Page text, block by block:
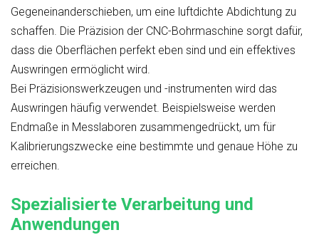
Gegeneinanderschieben, um eine luftdichte Abdichtung zu
schaffen. Die Präzision der CNC-Bohrmaschine sorgt dafür,
dass die Oberflächen perfekt eben sind und ein effektives
Auswringen ermöglicht wird.
Bei Präzisionswerkzeugen und -instrumenten wird das
Auswringen häufig verwendet. Beispielsweise werden
Endmaße in Messlaboren zusammengedrückt, um für
Kalibrierungszwecke eine bestimmte und genaue Höhe zu
erreichen.
Spezialisierte Verarbeitung und
Anwendungen